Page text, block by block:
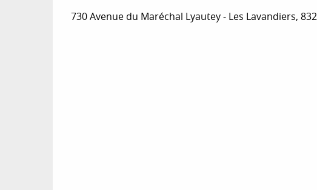
730 Avenue du Maréchal Lyautey - Les Lavandiers,